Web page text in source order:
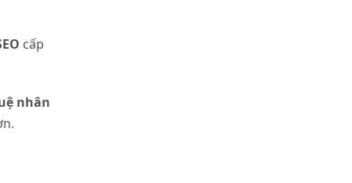
cấp
nhân